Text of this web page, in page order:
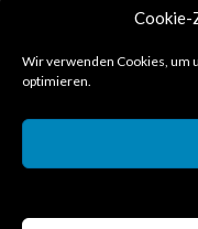
Cookie-
Wir verwenden Cookies, um
optimieren.
deine Kommentardaten